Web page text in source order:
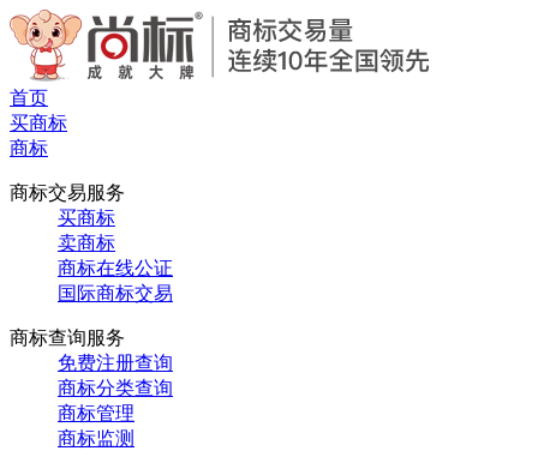
首页
买商标
商标
商标交易服务
买商标
卖商标
商标在线公证
国际商标交易
商标查询服务
免费注册查询
商标分类查询
商标管理
商标监测